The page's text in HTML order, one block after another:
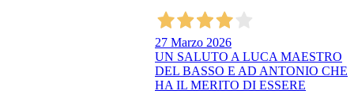
27 Marzo 2026
UN SALUTO A LUCA MAESTRO
DEL BASSO E AD ANTONIO CHE
HA IL MERITO DI ESSERE